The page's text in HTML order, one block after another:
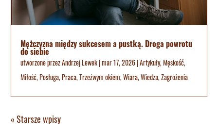
Mężczyzna między sukcesem a pustką. Droga powrotu
do siebie
utworzone przezAndrzej Lewek|mar 17, 2026|Artykuły,Męskość,
Miłość,Posługa,Praca,Trzeźwym okiem,Wiara,Wiedza,Zagrożenia
« Starsze wpisy